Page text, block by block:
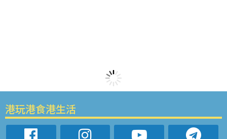
港玩港食港生活